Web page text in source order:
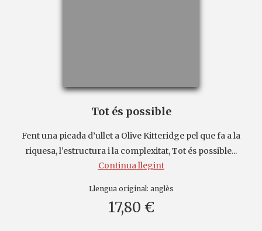
Tot és possible
Fent una picada d’ullet a Olive Kitteridge pel que fa a la
riquesa, l’estructura i la complexitat, Tot és possible...
Continua llegint
Llengua original: anglès
17,80 €